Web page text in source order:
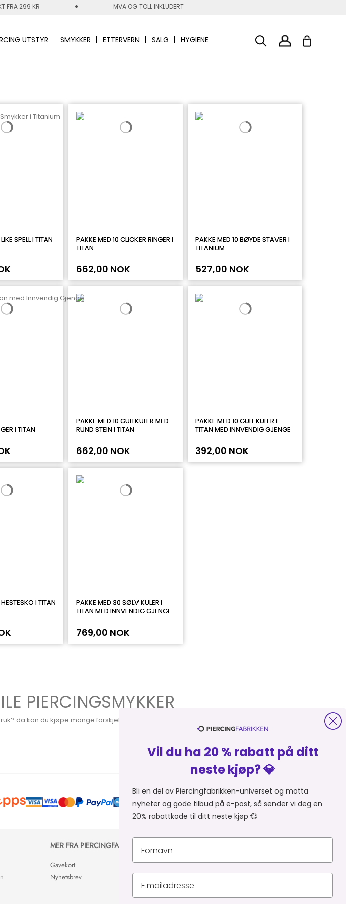
FRA 299 KR MVA OG TOLL INKLUDERT
UTSTYR SMYKKER ETTERVERN SALG HYGIENE
SPELL I TITAN
PAKKE MED 10 CLICKER RINGER I
TITAN
662,00 NOK
PAKKE MED 10 BØYDE STAVER I
TITANIUM
527,00 NOK
I TITAN
PAKKE MED 10 GULLKULER MED
RUND STEIN I TITAN
662,00 NOK
PAKKE MED 10 GULL KULER I
TITAN MED INNVENDIG GJENGE
392,00 NOK
I TITAN
PAKKE MED 30 SØLV KULER I
TITAN MED INNVENDIG GJENGE
769,00 NOK
PIERCINGSMYKKER
da kan du kjøpe mange forskjellige varianter på nett her fra Dansk Webshop. Alle
MER FRA PIERCINGFABRIKKEN
Gavekort
Nyhetsbrev
Du er i
Vil du ha 20 % rabatt på ditt
neste kjøp? 💎
Bli en del av Piercingfabrikken-universet og motta
nyheter og gode tilbud på e-post, så sender vi deg en
20% rabattkode til ditt neste kjøp 💞